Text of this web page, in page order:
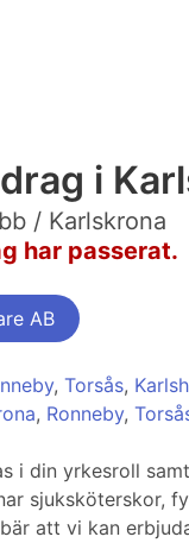
i
/ Karlskrona
har passerat.
AB
, Torsås,
, Ronneby,
din yrkesroll
sjuksköterskor,
att vi kan